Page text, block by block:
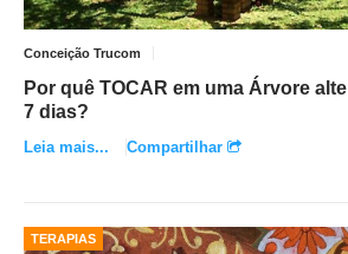
Conceição Trucom
Por quê TOCAR em uma Árvore
7 dias?
Leia mais... Compartilhar
TERAPIAS